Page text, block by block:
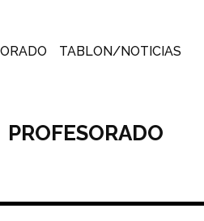
TABLON/NOTICIAS
PROFESORADO